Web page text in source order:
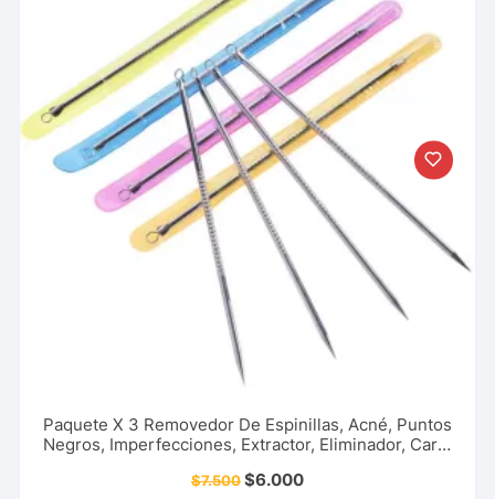
Paquete X 3 Removedor De Espinillas, Acné, Puntos
Negros, Imperfecciones, Extractor, Eliminador, Cara,
Más.
$7.500$6.000